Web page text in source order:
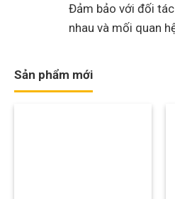
Đảm bảo với đối
nhau và mối quan
Sản phẩm mới